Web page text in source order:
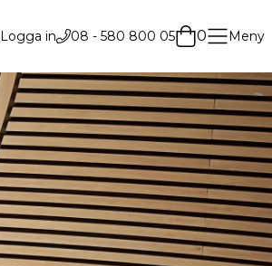
Logga in 08 - 580 800 05 0 Meny